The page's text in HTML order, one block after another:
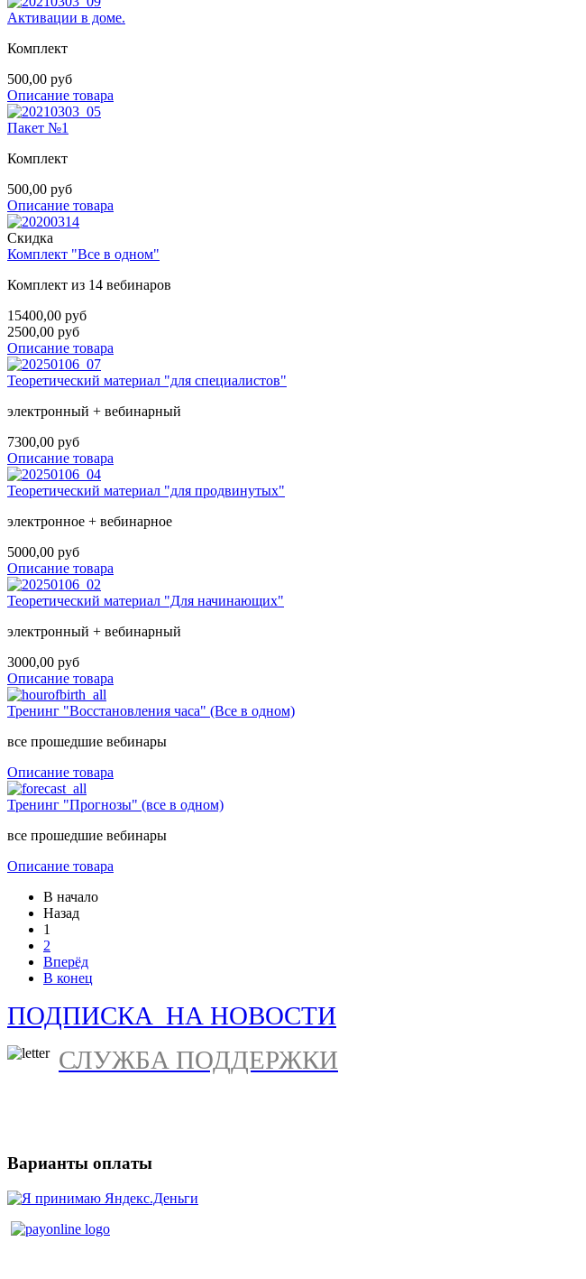
Активации в доме.
Комплект
500,00 руб
Описание товара
Пакет №1
Комплект
500,00 руб
Описание товара
Скидка
Комплект "Все в одном"
Комплект из 14 вебинаров
15400,00 руб
2500,00 руб
Описание товара
Теоретический материал "для специалистов"
электронный + вебинарный
7300,00 руб
Описание товара
Теоретический материал "для продвинутых"
электронное + вебинарное
5000,00 руб
Описание товара
Теоретический материал "Для начинающих"
электронный + вебинарный
3000,00 руб
Описание товара
Тренинг "Восстановления часа" (Все в одном)
все прошедшие вебинары
Описание товара
Тренинг "Прогнозы" (все в одном)
все прошедшие вебинары
Описание товара
В начало
Назад
1
2
Вперёд
В конец
ПОДПИСКА НА НОВОСТИ
СЛУЖБА ПОДДЕРЖКИ
Варианты оплаты